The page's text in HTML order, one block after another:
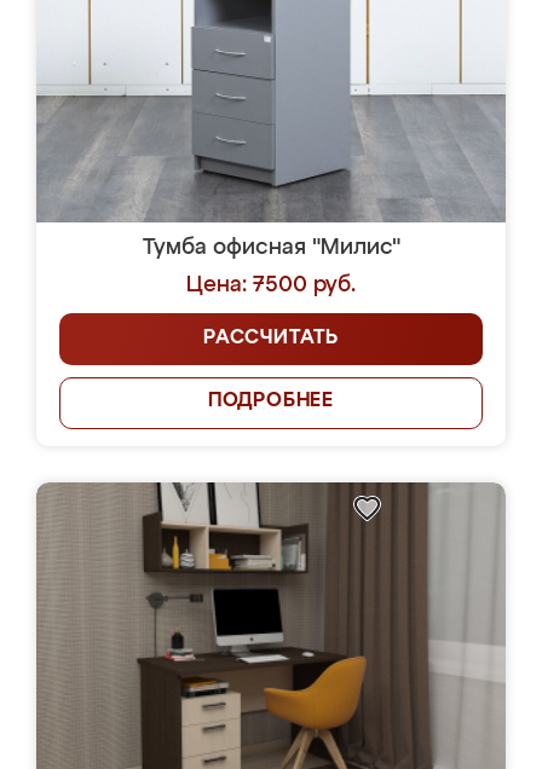
Тумба офисная "Милис"
Цена: 7500 руб.
РАССЧИТАТЬ
ПОДРОБНЕЕ